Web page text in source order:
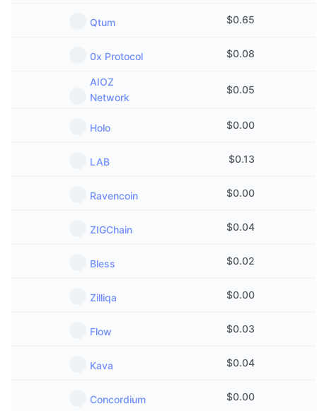
ICO 캘린더
Qtum $0.65
0x Protocol $0.08
AIOZ
Network
$0.05
Holo $0.00
LAB $0.13
Ravencoin $0.00
ZIGChain $0.04
Bless $0.02
Zilliqa $0.00
Flow $0.03
Kava $0.04
Concordium $0.00